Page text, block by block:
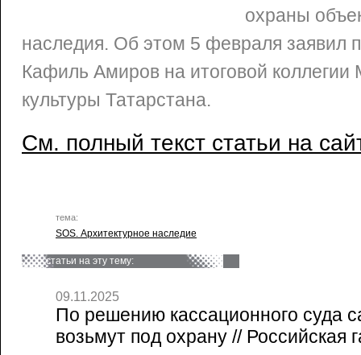
охраны
наследия. Об этом 5 февраля заявил
Кафиль Амиров на итоговой коллегии
культуры Татарстана.
См. полный текст статьи на
тема:
SOS. Архитектурное наследие
статьи на эту тему:
09.11.2025
По решению кассационного суда
возьмут под охрану // Российская